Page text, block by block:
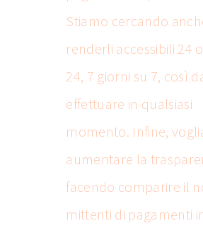
Stiamo cercando
renderli accessibili 24
24, 7 giorni su 7, così
effettuare in qualsiasi
momento. Infine,
aumentare la
facendo comparire il
mittenti di pagamenti